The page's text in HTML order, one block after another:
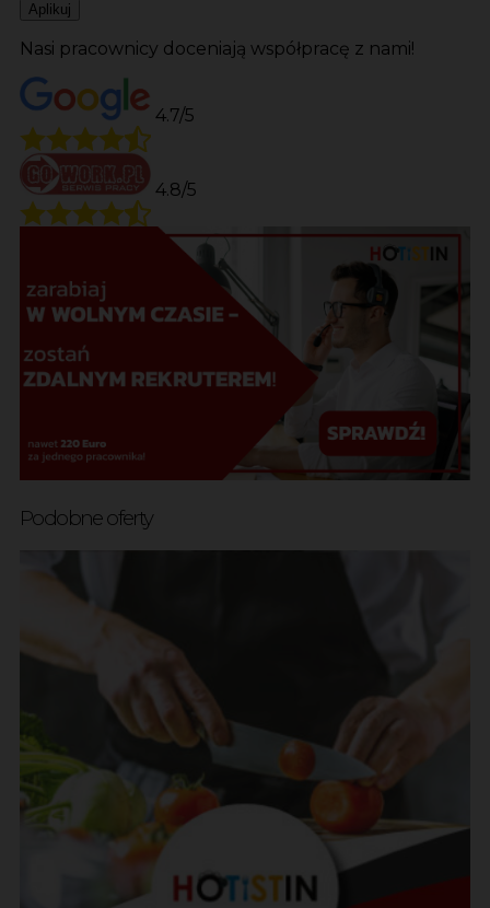
Aplikuj
Nasi pracownicy doceniają współpracę z nami!
4.7/5
4.8/5
Podobne oferty